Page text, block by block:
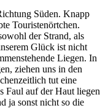
Süden. Knapp
Touristenörtchen.
der Strand, als
Glück ist nicht
Liegen. In
ziehen uns in den
tut eine
Faul auf der Haut liegen
ja sonst nicht so die